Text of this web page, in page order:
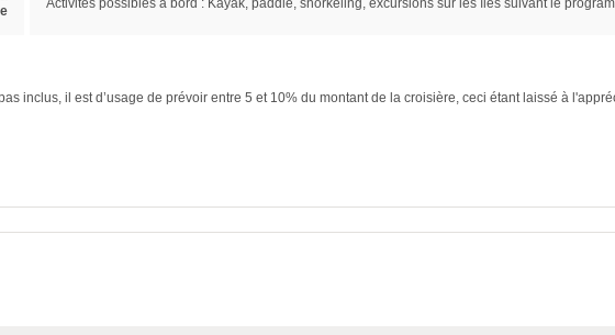
Activités possibles à bord : Kayak, paddle, snorkeling, excursions sur les îles suivant le
inclus, il est d’usage de prévoir entre 5 et 10% du montant de la croisière, ceci étant laissé à